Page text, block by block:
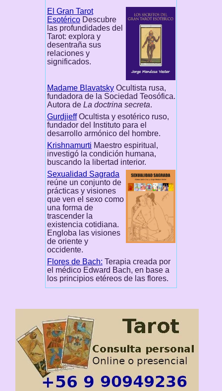
El Gran Tarot
EsotéricoDescubre
las profundidades del
Tarot: explora y
desentraña sus
relaciones y
significados.
Madame BlavatskyOcultista rusa,
fundadora de la Sociedad Teosófica.
Autora de La doctrina secreta.
GurdjieffOcultista y esotérico ruso,
fundador del Instituto para el
desarrollo armónico del hombre.
Krishnamurti Maestro espiritual,
investigó la condición humana,
buscando la libertad interior.
Sexualidad Sagrada
reúne un conjunto de
prácticas y visiones
que ven el sexo como
una forma de
trascender la
existencia cotidiana.
Engloba las visiones
de oriente y
occidente.
Flores de Bach: Terapia creada por
el médico Edward Bach, en base a
los principios etéreos de las flores.